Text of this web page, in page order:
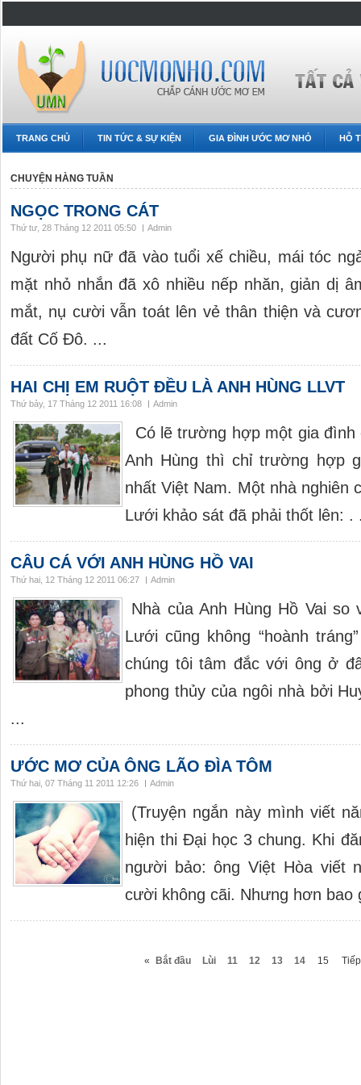
TRANG CHỦ TIN TỨC & SỰ KIỆN GIA ĐÌNH ƯỚC MƠ NHỎ HỖ
CHUYỆN HÀNG TUẦN
NGỌC TRONG CÁT
Thứ tư, 28 Tháng 12 2011 05:50 Admin
Người phụ nữ đã vào tuổi xế chiều, mái tóc
mặt nhỏ nhắn đã xô nhiều nếp nhăn, giản dị
mắt, nụ cười vẫn toát lên vẻ thân thiện và
đất Cố Đô. ...
HAI CHỊ EM RUỘT ĐỀU LÀ ANH HÙNG LLVT
Thứ bảy, 17 Tháng 12 2011 16:08 Admin
Có lẽ trường hợp một gia
Anh Hùng thì chỉ trường hợp
nhất Việt Nam. Một nhà nghiên
Lưới khảo sát đã phải thốt lên: .
CÂU CÁ VỚI ANH HÙNG HỒ VAI
Thứ hai, 12 Tháng 12 2011 06:27 Admin
Nhà của Anh Hùng Hồ Vai
Lưới cũng không “hoành
chúng tôi tâm đắc với ông ở
phong thủy của ngôi nhà bởi
...
ƯỚC MƠ CỦA ÔNG LÃO ĐÌA TÔM
Thứ hai, 07 Tháng 11 2011 12:26 Admin
(Truyện ngắn này mình viết
hiện thi Đại học 3 chung. Khi
người bảo: ông Việt Hòa viết
cười không cãi. Nhưng hơn
« Bắt đầu Lùi 11 12 13 14 15